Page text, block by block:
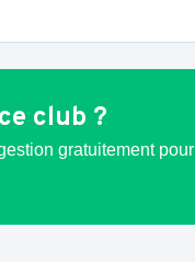
club ?
gratuitement pour